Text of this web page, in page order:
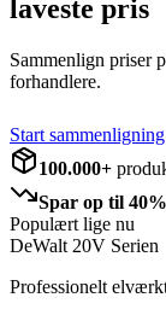
laveste pris
Sammenlign priser
forhandlere.
Start sammenligning
100.000+
Spar op til 40%
Populært lige nu
DeWalt 20V Serien
Professionelt